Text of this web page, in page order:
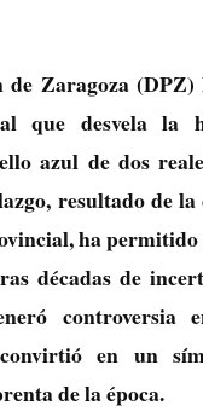
Zaragoza (DPZ)
que desvela la
azul de dos
resultado de
ha
décadas de
controversia
en un
de la época.